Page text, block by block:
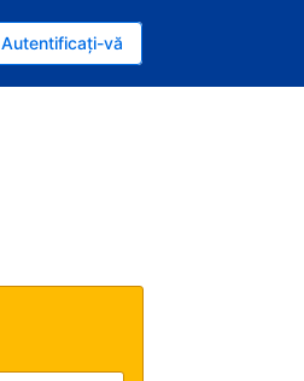
Autentificați-vă